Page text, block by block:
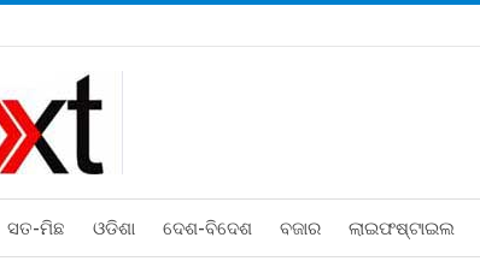
ସତ-ମିଛ ଓଡିଶା ଦେଶ-ବିଦେଶ ବଜାର ଲାଇଫଷ୍ଟାଇଲ